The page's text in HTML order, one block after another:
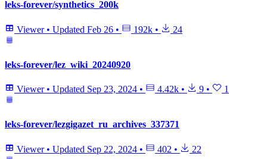
leks-forever/synthetics_200k
Viewer • Updated Feb 26 • 192k • 24
leks-forever/lez_wiki_20240920
Viewer • Updated Sep 23, 2024 • 4.42k • 9 • 1
leks-forever/lezgigazet_ru_archives_337371
Viewer • Updated Sep 22, 2024 • 402 • 22